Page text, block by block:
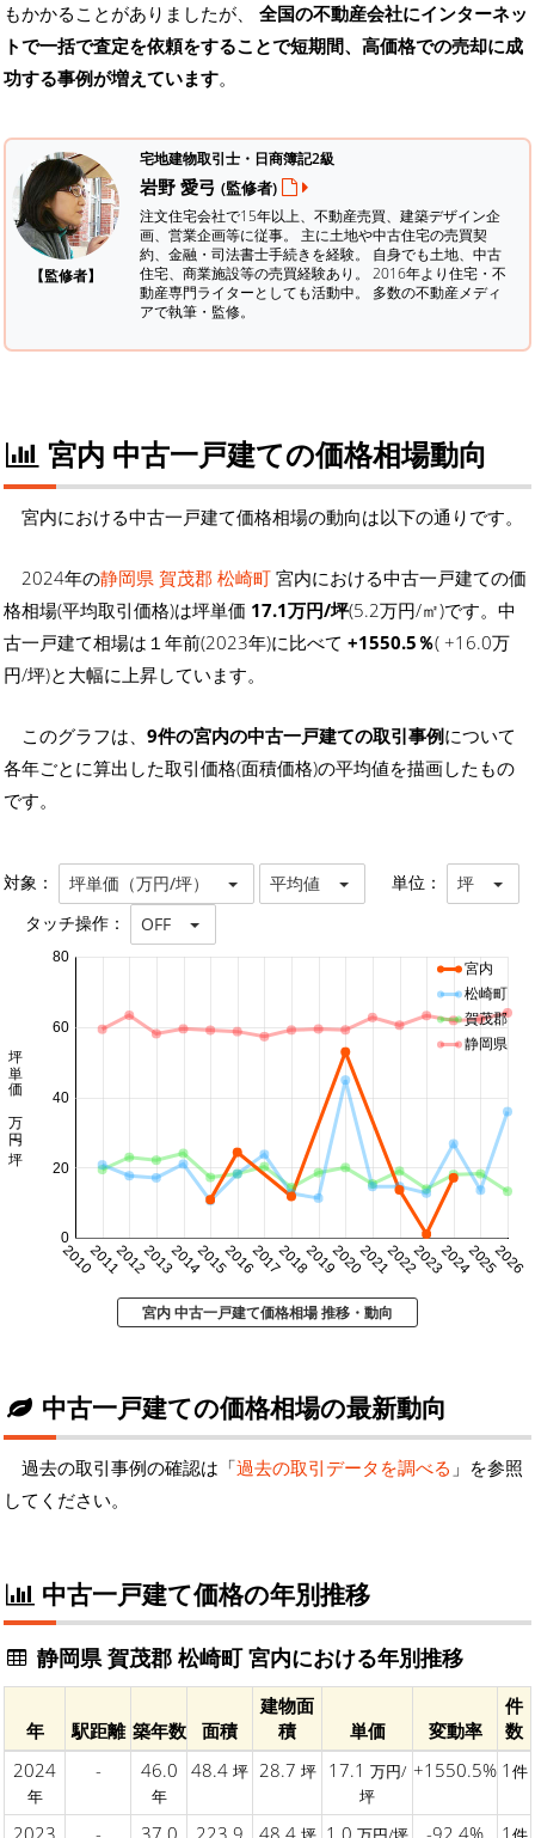
もかかることがありましたが、 全国の不動産会社にインターネッ
トで一括で査定を依頼をすることで短期間、高価格での売却に成
功する事例が増えています。
【監修者】
宅地建物取引士・日商簿記2級
岩野 愛弓 (監修者)
注文住宅会社で15年以上、不動産売買、建築デザイン企
画、営業企画等に従事。 主に土地や中古住宅の売買契
約、金融・司法書士手続きを経験。 自身でも土地、中古
住宅、商業施設等の売買経験あり。 2016年より住宅・不
動産専門ライターとしても活動中。 多数の不動産メディ
アで執筆・監修。
宮内 中古一戸建ての価格相場動向
宮内における中古一戸建て価格相場の動向は以下の通りです。
2024年の静岡県 賀茂郡 松崎町 宮内における中古一戸建ての価
格相場(平均取引価格)は坪単価 17.1万円/坪(5.2万円/㎡)です。中
古一戸建て相場は１年前(2023年)に比べて +1550.5％( +16.0万
円/坪)と大幅に上昇しています。
このグラフは、 9件の宮内の中古一戸建ての取引事例について
各年ごとに算出した取引価格(面積価格)の平均値を描画したもの
です。
対象： 坪単価（万円/坪） 平均値 単位： 坪
タッチ操作： OFF
20102011201220132014201520162017201820192020202120222023202420252026
0
20
40
60
80
坪単価 万円/坪
宮内
松崎町
賀茂郡
静岡県
宮内 中古一戸建て価格相場 推移・動向
中古一戸建ての価格相場の最新動向
過去の取引事例の確認は「過去の取引データを調べる 」を参照
してください。
中古一戸建て価格の年別推移
静岡県 賀茂郡 松崎町 宮内における年別推移
年 駅距離 築年数 面積
建物面
積
単価 変動率
件
数
2024
年
- 46.0
年
48.4 坪 28.7 坪 17.1 万円/
坪
+1550.5% 1 件